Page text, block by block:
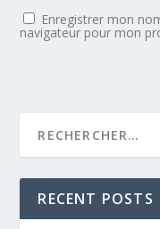
Enregistrer mon
navigateur pour mon
RECENT POSTS